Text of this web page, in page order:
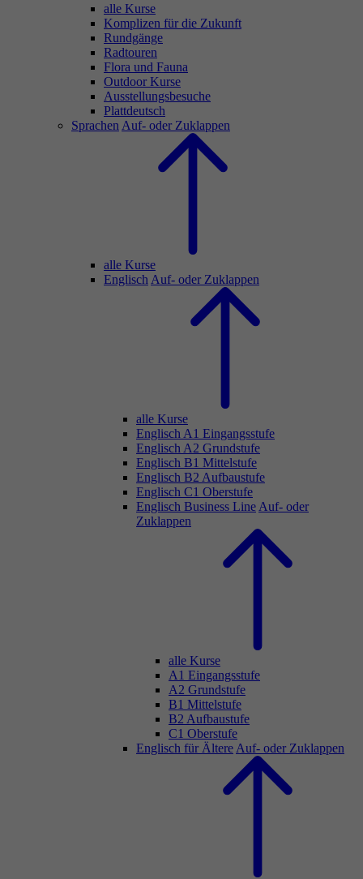
alle Kurse
Komplizen für die Zukunft
Rundgänge
Radtouren
Flora und Fauna
Outdoor Kurse
Ausstellungsbesuche
Plattdeutsch
Sprachen Auf- oder Zuklappen
alle Kurse
Englisch Auf- oder Zuklappen
alle Kurse
Englisch A1 Eingangsstufe
Englisch A2 Grundstufe
Englisch B1 Mittelstufe
Englisch B2 Aufbaustufe
Englisch C1 Oberstufe
Englisch Business Line Auf- oder
Zuklappen
alle Kurse
A1 Eingangsstufe
A2 Grundstufe
B1 Mittelstufe
B2 Aufbaustufe
C1 Oberstufe
Englisch für Ältere Auf- oder Zuklappen